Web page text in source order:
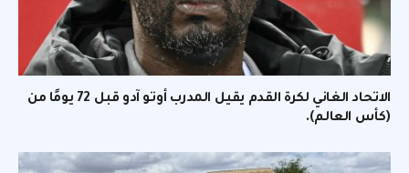
الاتحاد الغاني لكرة القدم يقيل المدرب أوتو آدو قبل 72 يومًا من
(كأس العالم).